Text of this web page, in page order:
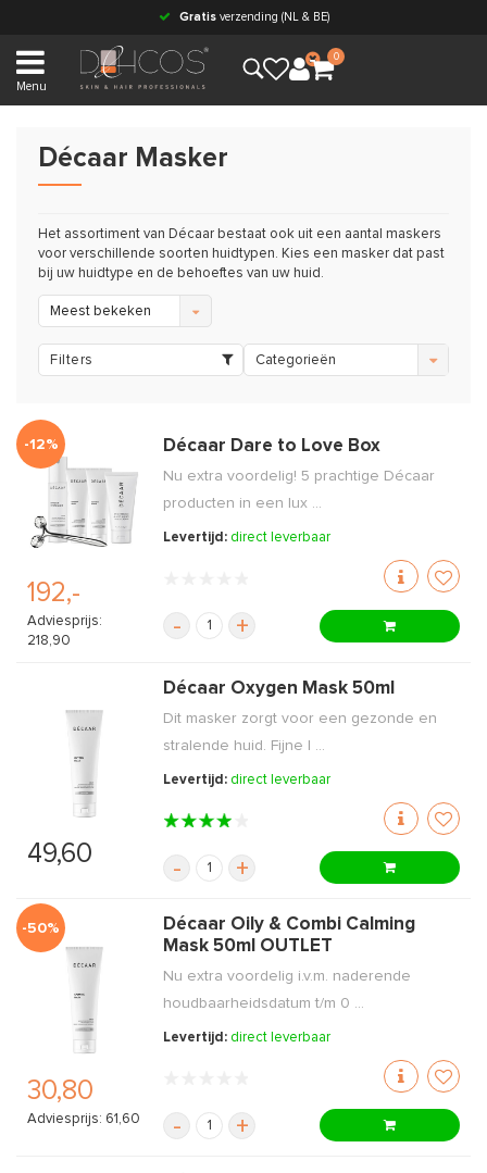
Gratisverzending (NL & BE)
Menu
0
Décaar Masker
Het assortiment van Décaar bestaat ook uit een aantal maskers
voor verschillende soorten huidtypen. Kies een masker dat past
bij uw huidtype en de behoeftes van uw huid.
Meest bekeken
Filters Categorieën
-12%
192,-
Adviesprijs:
218,90
Décaar Dare to Love Box
Nu extra voordelig! 5 prachtige Décaar
producten in een lux ...
Levertijd: direct leverbaar
- +
49,60
Décaar Oxygen Mask 50ml
Dit masker zorgt voor een gezonde en
stralende huid. Fijne l ...
Levertijd: direct leverbaar
- +
-50%
30,80
Adviesprijs: 61,60
Décaar Oily & Combi Calming
Mask 50ml OUTLET
Nu extra voordelig i.v.m. naderende
houdbaarheidsdatum t/m 0 ...
Levertijd: direct leverbaar
- +